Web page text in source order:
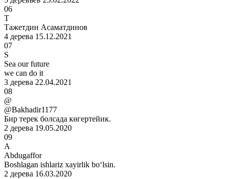
06
Т
Тажетдин Асаматдинов
4 дерева 15.12.2021
07
S
Sea our future
we can do it
3 дерева 22.04.2021
08
@
@Bakhadir1177
Бир терек болсада көгертейик.
2 дерева 19.05.2020
09
A
Abdugaffor
Boshlagan ishlariz xayirlik boʻlsin.
2 дерева 16.03.2020